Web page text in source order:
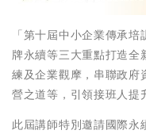
「第十屆中小企業傳承
牌永續等三大重點打造全
練及企業觀摩，串聯政府
營之道等，引領接班人提
此屆講師特別邀請國際